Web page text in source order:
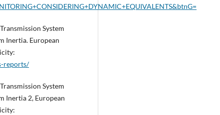
System
Inertia. European
reports/
System
Inertia 2, European